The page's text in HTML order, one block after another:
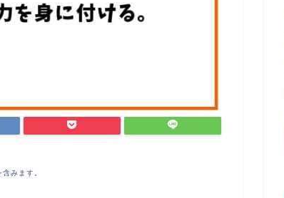
みます。